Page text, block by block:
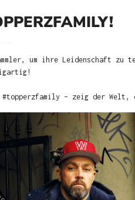
um ihre Leidenschaft zu
– zeig der Welt,